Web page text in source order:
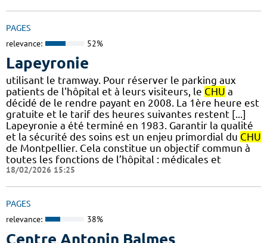
PAGES
relevance: 52%
Lapeyronie
utilisant le tramway. Pour réserver le parking aux
patients de l'hôpital et à leurs visiteurs, le CHU a
décidé de le rendre payant en 2008. La 1ère heure est
gratuite et le tarif des heures suivantes restent [...]
Lapeyronie a été terminé en 1983. Garantir la qualité
et la sécurité des soins est un enjeu primordial du CHU
de Montpellier. Cela constitue un objectif commun à
toutes les fonctions de l’hôpital : médicales et
18/02/2026 15:25
PAGES
relevance: 38%
Centre Antonin Balmes